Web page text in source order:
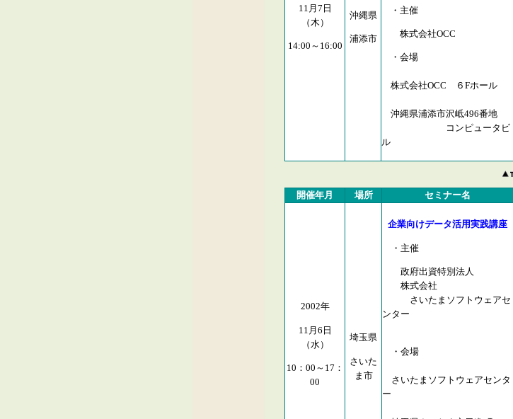
11月7日
（木）
14:00～16:00
沖縄県
浦添市
・主催
株式会社OCC
・会場
株式会社OCC ６Fホール
沖縄県浦添市沢岻496番地
コンピュータビ
ル
開催年月 場所 セミナー名
2002年
11月6日
（水）
10：00～17：
00
埼玉県
さいた
ま市
企業向けデータ活用実践講座
・主催
政府出資特別法人
株式会社
さいたまソフトウェアセ
ンター
・会場
さいたまソフトウェアセンタ
ー